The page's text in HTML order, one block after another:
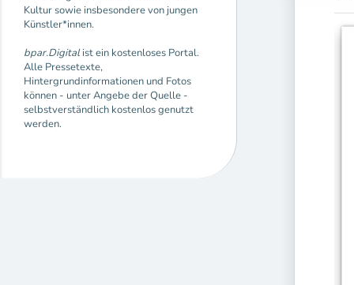
Kultur sowie insbesondere von jungen
Künstler*innen.
bpar.Digitalist ein kostenloses Portal.
Alle Pressetexte,
Hintergrundinformationen und Fotos
können - unter Angebe der Quelle -
selbstverständlich kostenlos genutzt
werden.